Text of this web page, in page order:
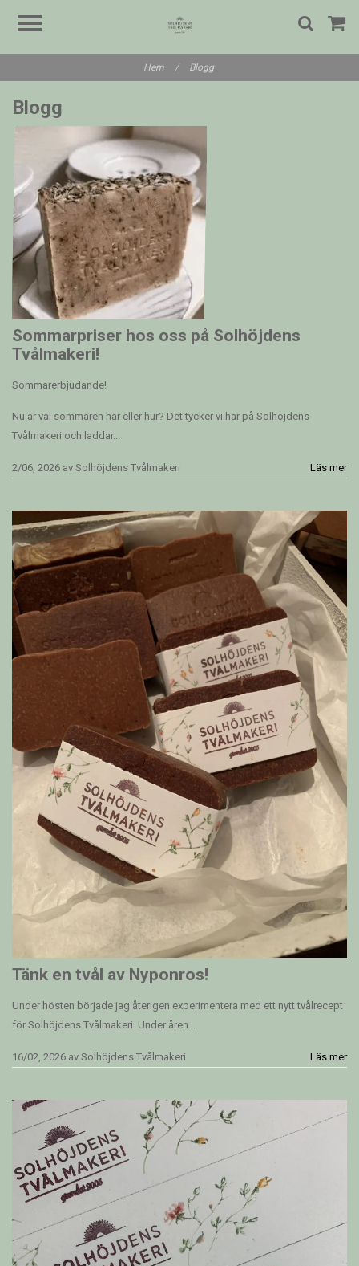
Hem / Blogg
Blogg
Sommarpriser hos oss på Solhöjdens
Tvålmakeri!
Sommarerbjudande!
Nu är väl sommaren här eller hur? Det tycker vi här på Solhöjdens
Tvålmakeri och laddar...
2/06, 2026 av Solhöjdens Tvålmakeri Läs mer
Tänk en tvål av Nyponros!
Under hösten började jag återigen experimentera med ett nytt tvålrecept
för Solhöjdens Tvålmakeri. Under åren...
16/02, 2026 av Solhöjdens Tvålmakeri Läs mer